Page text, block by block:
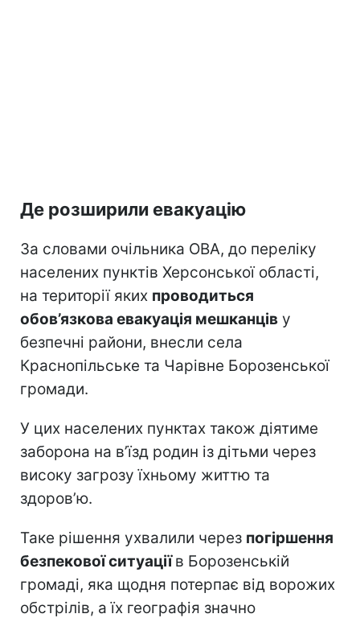
Де розширили евакуацію
За словами очільника ОВА, до переліку
населених пунктів Херсонської області,
на території яких проводиться
обов’язкова евакуація мешканців у
безпечні райони, внесли села
Краснопільське та Чарівне Борозенської
громади.
У цих населених пунктах також діятиме
заборона на в’їзд родин із дітьми через
високу загрозу їхньому життю та
здоров’ю.
Таке рішення ухвалили через погіршення
безпекової ситуаціїв Борозенській
громаді, яка щодня потерпає від ворожих
обстрілів, а їх географія значно